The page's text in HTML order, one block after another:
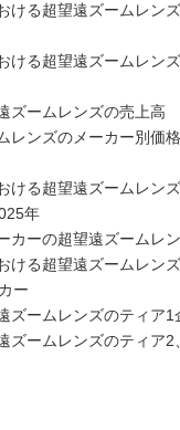
ける超望遠ズームレン
ける超望遠ズームレン
ズームレンズの売上高
レンズのメーカー別価
ける超望遠ズームレン
年
カーの超望遠ズームレ
ける超望遠ズームレン
ー
ームレンズのティア1
ームレンズのティア2